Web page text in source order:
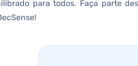
para todos. Faça parte